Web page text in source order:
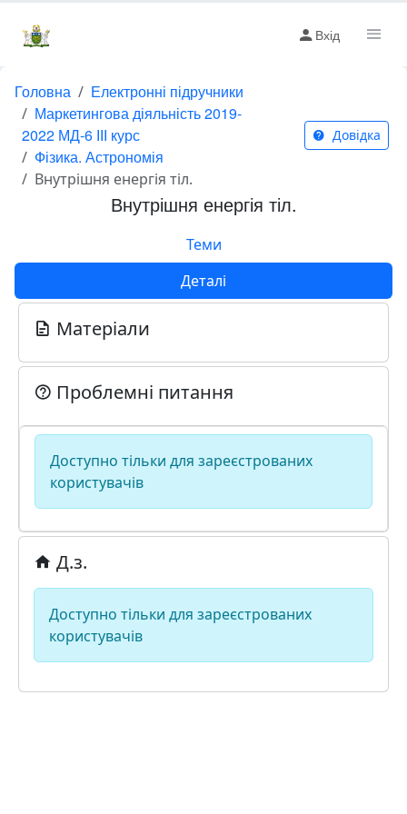
Вхід
Головна
Електронні підручники
Маркетингова діяльність 2019-
2022 МД-6 ІІІ курс
Фізика. Астрономія
Внутрішня енергія тіл.
Довідка
Внутрішня енергія тіл.
Теми
Деталі
Матеріали
Проблемні питання
Доступно тільки для зареєстрованих
користувачів
Д.з.
Доступно тільки для зареєстрованих
користувачів